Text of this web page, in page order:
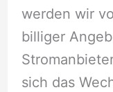
werden wir
billiger
sich das